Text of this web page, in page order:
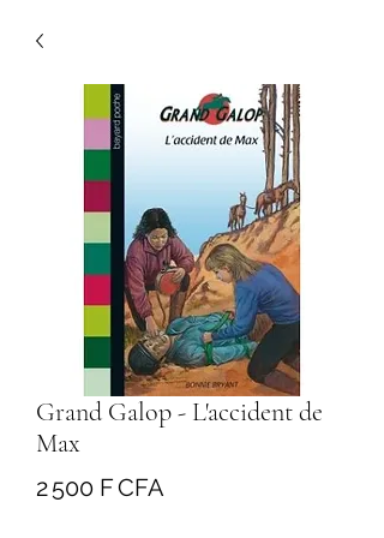
Grand Galop - L'accident de
Max
2 500 F CFA